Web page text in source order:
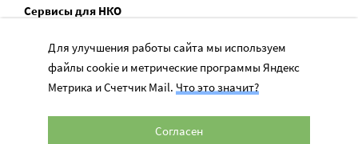
Сервисы для НКО
Спецпроекты
Социальное служение
Для улучшения работы сайта мы используем
файлы cookie и метрические программы Яндекс
Метрика и Счетчик Mail. Что это значит?
Согласен